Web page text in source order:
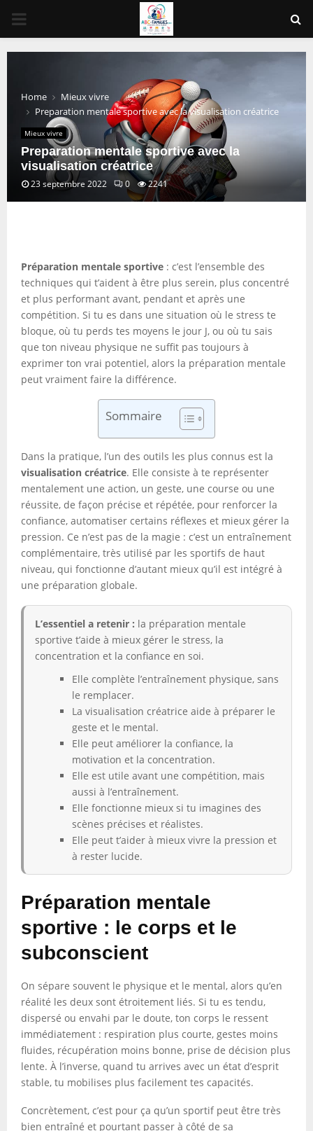
PRIMARY
MENU
Home
Mieux vivre
Preparation mentale sportive avec la visualisation créatrice
Mieux vivre
Preparation mentale sportive avec la
visualisation créatrice
23 septembre 2022 0 2241
Préparation mentale sportive : c’est l’ensemble des
techniques qui t’aident à être plus serein, plus concentré
et plus performant avant, pendant et après une
compétition. Si tu es dans une situation où le stress te
bloque, où tu perds tes moyens le jour J, ou où tu sais
que ton niveau physique ne suffit pas toujours à
exprimer ton vrai potentiel, alors la préparation mentale
peut vraiment faire la différence.
Sommaire
Dans la pratique, l’un des outils les plus connus est la
visualisation créatrice. Elle consiste à te représenter
mentalement une action, un geste, une course ou une
réussite, de façon précise et répétée, pour renforcer la
confiance, automatiser certains réflexes et mieux gérer la
pression. Ce n’est pas de la magie : c’est un entraînement
complémentaire, très utilisé par les sportifs de haut
niveau, qui fonctionne d’autant mieux qu’il est intégré à
une préparation globale.
L’essentiel a retenir : la préparation mentale
sportive t’aide à mieux gérer le stress, la
concentration et la confiance en soi.
Elle complète l’entraînement physique, sans
le remplacer.
La visualisation créatrice aide à préparer le
geste et le mental.
Elle peut améliorer la confiance, la
motivation et la concentration.
Elle est utile avant une compétition, mais
aussi à l’entraînement.
Elle fonctionne mieux si tu imagines des
scènes précises et réalistes.
Elle peut t’aider à mieux vivre la pression et
à rester lucide.
Préparation mentale
sportive : le corps et le
subconscient
On sépare souvent le physique et le mental, alors qu’en
réalité les deux sont étroitement liés. Si tu es tendu,
dispersé ou envahi par le doute, ton corps le ressent
immédiatement : respiration plus courte, gestes moins
fluides, récupération moins bonne, prise de décision plus
lente. À l’inverse, quand tu arrives avec un état d’esprit
stable, tu mobilises plus facilement tes capacités.
Concrètement, c’est pour ça qu’un sportif peut être très
bien entraîné et pourtant passer à côté de sa